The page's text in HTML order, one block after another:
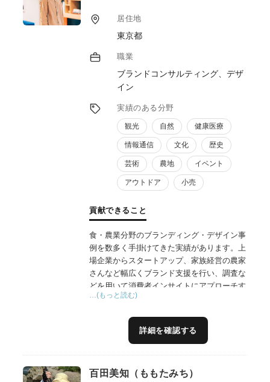
海外進出支援など様々な形で6次産業化に取
り組む農林水産業者等の皆様を支援して行き
たいと考えております。また、ブランドマネ
ージャー1級、プラクティショナー（インタ
ーナルブランディング）の資格を活用したブ
ランディングの支援も行ってまいります。
居住地
東京都
職業
ブランドコンサルティング、デザ
イン
実績のある分野
観光 自然 健康医療
情報通信 文化 歴史
芸術 農地 イベント
アウトドア 小売
貢献できること
食・農業分野のブランディング・デザイン事
例を数多く手掛けてきた実績があります。上
場企業からスタートアップ、家族経営の農家
さんなど幅広くブランド支援を行い、調査な
どを用いて消費者インサイトにアプローチす
る手法で、効果的なブランド戦略作成に貢献
No.1を獲得したり、20倍の売上を記録する
など、結果を重視した施策を立案します。
まえた助言が可能です。
…(もっと読む)
詳細を確認する
百田美知（ももたみち）